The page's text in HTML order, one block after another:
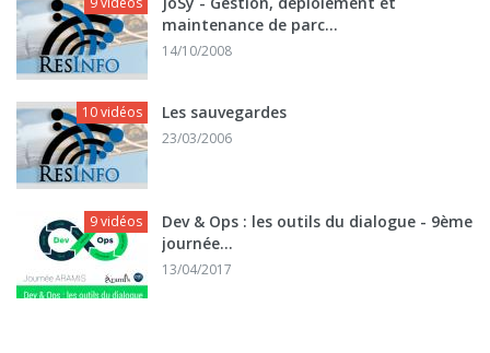
maintenance de parc...
14/10/2008
10 vidéos Les sauvegardes
23/03/2006
9 vidéos
Dev & Ops : les outils du dialogue - 9ème
journée...
13/04/2017